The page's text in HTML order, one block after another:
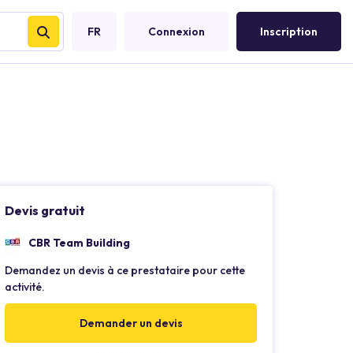
FR Connexion Inscription
Devis gratuit
CBR Team Building
Demandez un devis à ce prestataire pour cette
activité.
Demander un devis